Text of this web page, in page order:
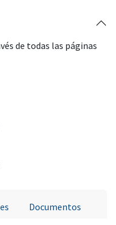
de todas las páginas
Documentos